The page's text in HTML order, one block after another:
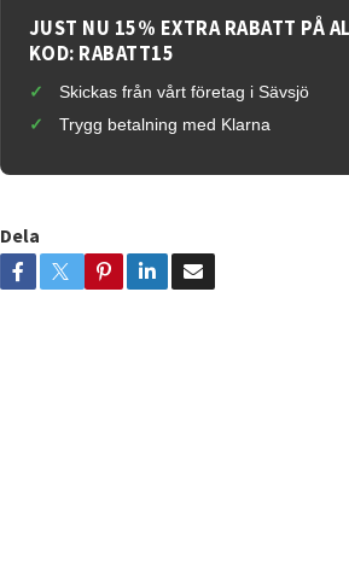
JUST NU 15% EXTRA RABATT PÅ
KOD: RABATT15
Skickas från vårt företag i Sävsjö
Trygg betalning med Klarna
Dela